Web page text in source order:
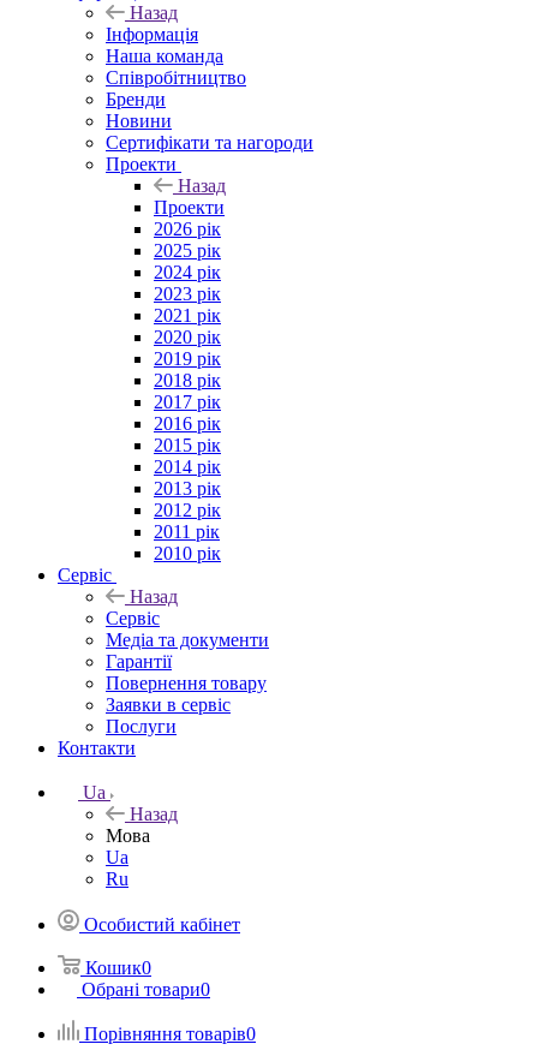
Назад
Інформація
Наша команда
Співробітництво
Бренди
Новини
Сертифікати та нагороди
Проекти
Назад
Проекти
2026 рік
2025 рік
2024 рік
2023 рік
2021 рік
2020 рік
2019 рік
2018 рік
2017 рік
2016 рік
2015 рік
2014 рік
2013 рік
2012 рік
2011 рік
2010 рік
Сервіс
Назад
Сервіс
Медіа та документи
Гарантії
Повернення товару
Заявки в сервіс
Послуги
Контакти
Ua
Назад
Мова
Ua
Ru
Особистий кабінет
Кошик0
Обрані товари0
Порівняння товарів0